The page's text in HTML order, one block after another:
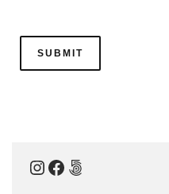
Instagram
Facebook
500px